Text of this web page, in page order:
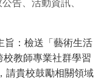
：檢送「藝術生活
教師專業社群學習
請貴校鼓勵相關領域